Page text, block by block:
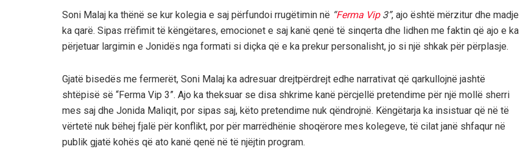
Soni Malaj ka thënë se kur kolegia e saj përfundoi rrugëtimin në “Ferma Vip3”, ajo është mërzitur dhe madje
ka qarë. Sipas rrëfimit të këngëtares, emocionet e saj kanë qenë të sinqerta dhe lidhen me faktin që ajo e ka
përjetuar largimin e Jonidës nga formati si diçka që e ka prekur personalisht, jo si një shkak për përplasje.
Gjatë bisedës me fermerët, Soni Malaj ka adresuar drejtpërdrejt edhe narrativat që qarkullojnë jashtë
shtëpisë së “Ferma Vip 3”. Ajo ka theksuar se disa shkrime kanë përcjellë pretendime për një mollë sherri
mes saj dhe Jonida Maliqit, por sipas saj, këto pretendime nuk qëndrojnë. Këngëtarja ka insistuar që në të
vërtetë nuk bëhej fjalë për konflikt, por për marrëdhënie shoqërore mes kolegeve, të cilat janë shfaqur në
publik gjatë kohës që ato kanë qenë në të njëjtin program.